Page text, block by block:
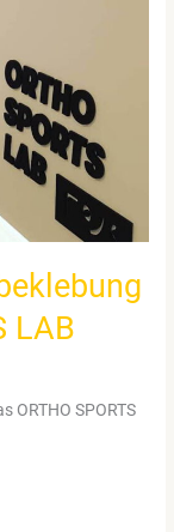
LAB
ORTHO SPORTS